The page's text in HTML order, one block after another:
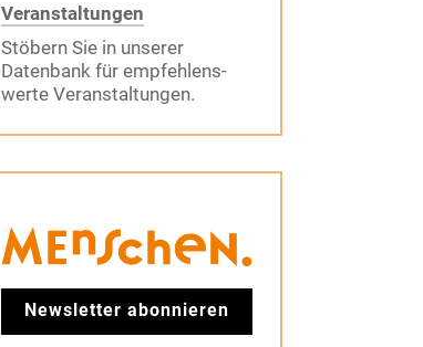
Veranstaltungen
Stöbern Sie in unserer
Datenbank für empfehlens-
werte Veranstaltungen.
Newsletter abonnieren